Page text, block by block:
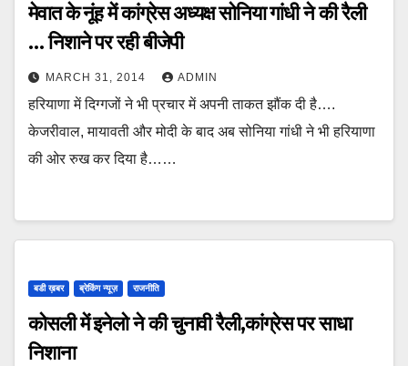
मेवात के नूंह में कांग्रेस अध्यक्ष सोनिया गांधी ने की रैली
… निशाने पर रही बीजेपी
MARCH 31, 2014 ADMIN
हरियाणा में दिग्गजों ने भी प्रचार में अपनी ताकत झौंक दी है….
केजरीवाल, मायावती और मोदी के बाद अब सोनिया गांधी ने भी हरियाणा
की ओर रुख कर दिया है……
बडी ख़बर ब्रेकिंग न्यूज़ राजनीति
कोसली में इनेलो ने की चुनावी रैली,कांग्रेस पर साधा
निशाना